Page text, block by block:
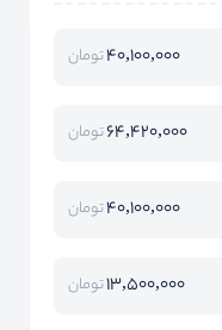
40,100,000تومان
64,420,000تومان
40,100,000تومان
13,500,000تومان